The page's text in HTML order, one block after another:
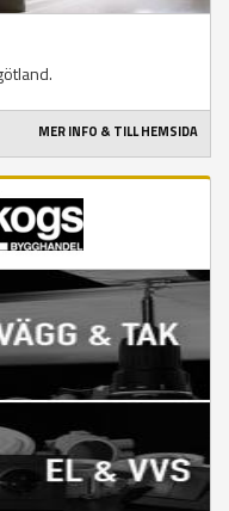
MER INFO & TILL HEMSIDA